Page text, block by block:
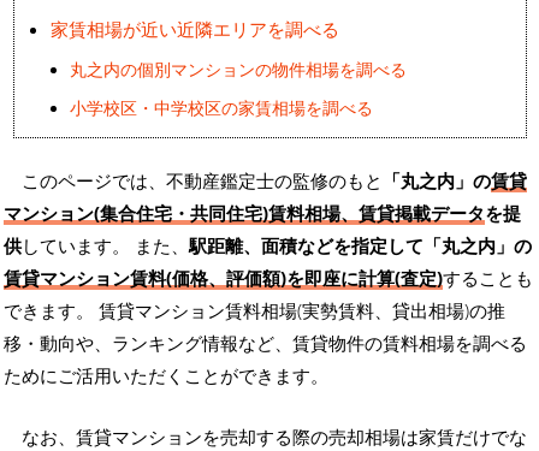
家賃相場が近い近隣エリアを調べる
丸之内の個別マンションの物件相場を調べる
小学校区・中学校区の家賃相場を調べる
このページでは、不動産鑑定士の監修のもと 「丸之内」の賃貸
マンション(集合住宅・共同住宅)賃料相場、賃貸掲載データを提
供しています。 また、駅距離、面積などを指定して「丸之内」の
賃貸マンション賃料(価格、評価額)を即座に計算(査定)することも
できます。 賃貸マンション賃料相場(実勢賃料、貸出相場)の推
移・動向や、ランキング情報など、賃貸物件の賃料相場を調べる
ためにご活用いただくことができます。
なお、賃貸マンションを売却する際の売却相場は家賃だけでな